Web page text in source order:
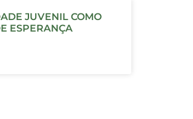
JUVENIL COMO
ESPERANÇA